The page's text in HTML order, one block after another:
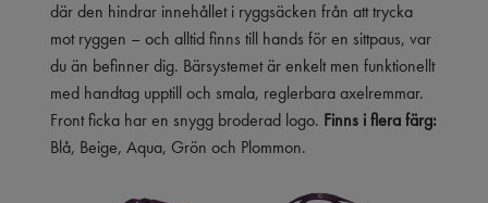
där den hindrar innehållet i ryggsäcken från att trycka
mot ryggen – och alltid finns till hands för en sittpaus, var
du än befinner dig. Bärsystemet är enkelt men funktionellt
med handtag upptill och smala, reglerbara axelremmar.
Front ficka har en snygg broderad logo. Finns i flera färg:
Blå, Beige, Aqua, Grön och Plommon.